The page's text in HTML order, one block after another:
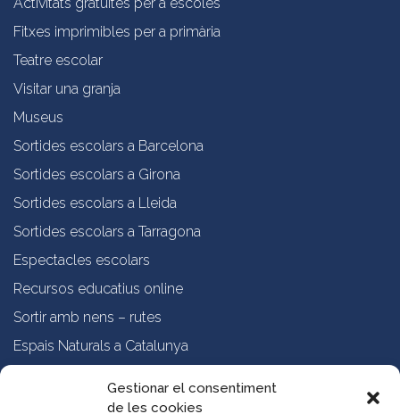
Gestionar el consentiment
de les cookies
Fitxes imprimibles per a primària
Teatre escolar
Visitar una granja
Museus
Sortides escolars a Barcelona
Sortides escolars a Girona
Sortides escolars a Lleida
Sortides escolars a Tarragona
Espectacles escolars
Recursos educatius online
Sortir amb nens – rutes
Espais Naturals a Catalunya